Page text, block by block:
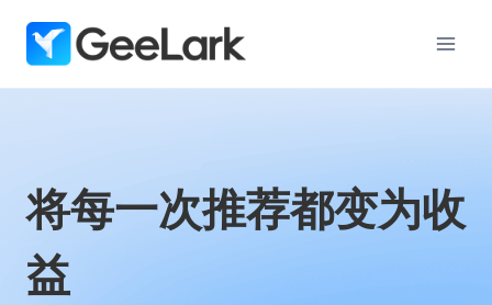
将每一次推荐都变为收
益